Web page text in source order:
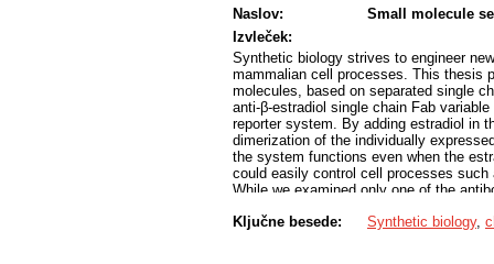
Naslov:
Small molecule
Izvleček:
Synthetic biology strives to engineer
mammalian cell processes. This thesis
molecules, based on separated single
anti-β-estradiol single chain Fab
reporter system. By adding estradiol in
dimerization of the individually
the system functions even when the
could easily control cell processes
While we examined only one of the
Ključne besede:
Synthetic biology,